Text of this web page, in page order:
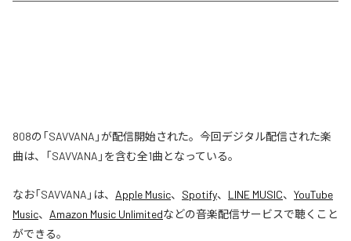
808の「SAVVANA」が配信開始された。今回デジタル配信された楽
曲は、「SAVVANA」を含む全1曲となっている。
なお「SAVVANA 」は、 Apple Music、 Spotify、 LINE MUSIC、 YouTube
Music、 Amazon Music Unlimitedなどの音楽配信サービスで聴くこと
ができる。